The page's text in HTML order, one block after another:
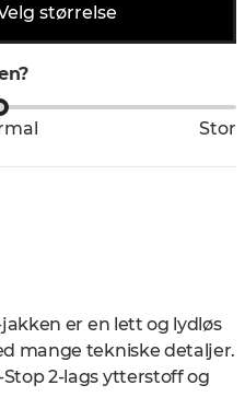
størrelse
Stor
er en lett og lydløs
mange tekniske detaljer.
2-lags ytterstoff og